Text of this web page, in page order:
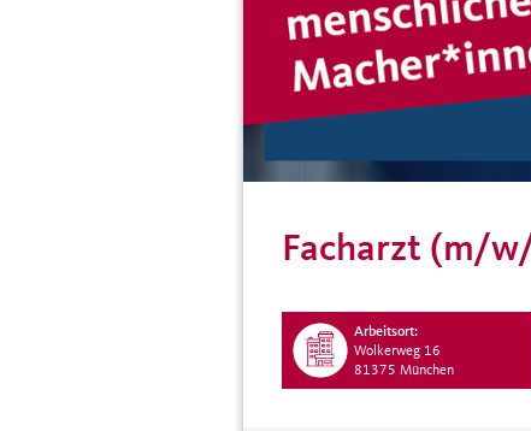
Facharzt (m/
Arbeitsort:
Wolkerweg 16
81375 München